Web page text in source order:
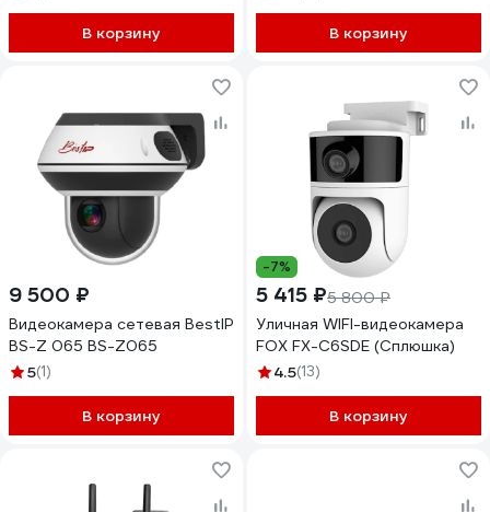
съемка до 30 м датчик
движения IP65 от -30° до
10000131363
В корзину В корзину
9 500 ₽
Видеокамера сетевая BestIP
BS-Z 065 BS-Z065
5(1)
В корзину
-7%
5 415 ₽5 800 ₽
Уличная WIFI-видеокамера
FOX FX-C6SDE (Сплюшка)
4.5(13)
В корзину